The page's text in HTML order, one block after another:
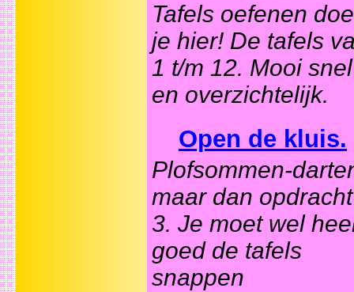
Tafels oefenen doe
je hier! De tafels
1 t/m 12. Mooi snel
en overzichtelijk.
Open de kluis.
Plofsommen-
maar dan opdracht
3. Je moet wel
goed de tafels
snappen